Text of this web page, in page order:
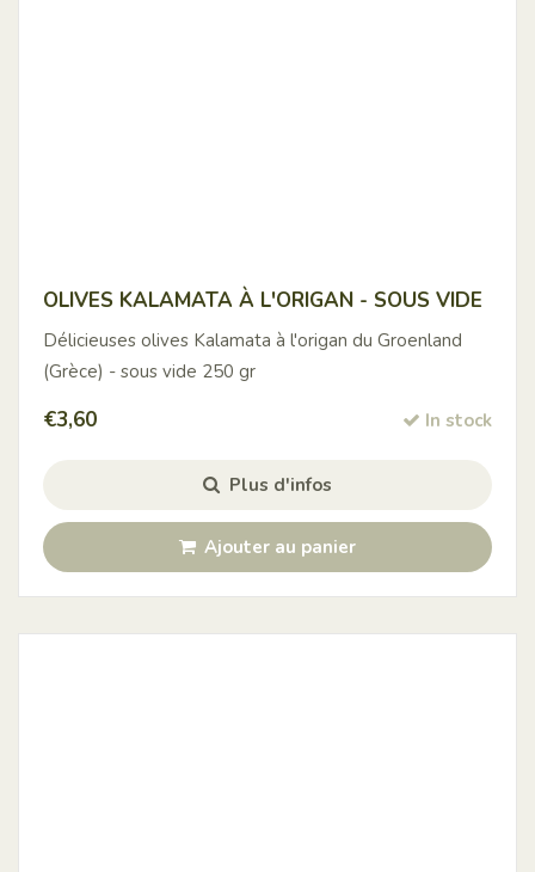
OLIVES KALAMATA À L'ORIGAN - SOUS VIDE
Délicieuses olives Kalamata à l'origan du Groenland
(Grèce) - sous vide 250 gr
€3,60 In stock
Plus d'infos
Ajouter au panier